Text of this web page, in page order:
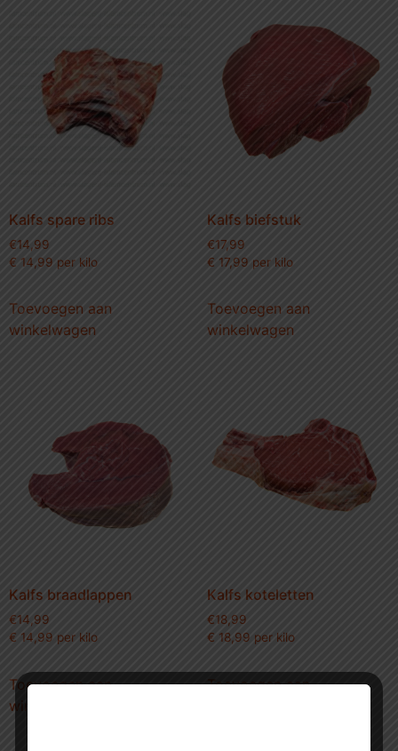
Kalfs spare ribs
€14,99
€ 14,99 per kilo
Toevoegen aan
winkelwagen
Kalfs biefstuk
€17,99
€ 17,99 per kilo
Toevoegen aan
winkelwagen
Kalfs braadlappen
€14,99
€ 14,99 per kilo
Toevoegen aan
winkelwagen
Kalfs koteletten
€18,99
€ 18,99 per kilo
Toevoegen aan